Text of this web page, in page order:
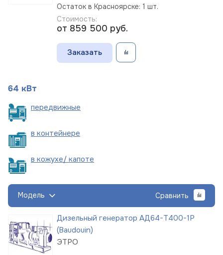
Остаток в Красноярске: 1 шт.
Стоимость:
от 859 500 руб.
Заказать
64 кВт
передвижные
в контейнере
в кожухе/ капоте
Модель Сравнить
Дизельный генератор АД64-Т400-1Р
(Baudouin)
ЭТРО